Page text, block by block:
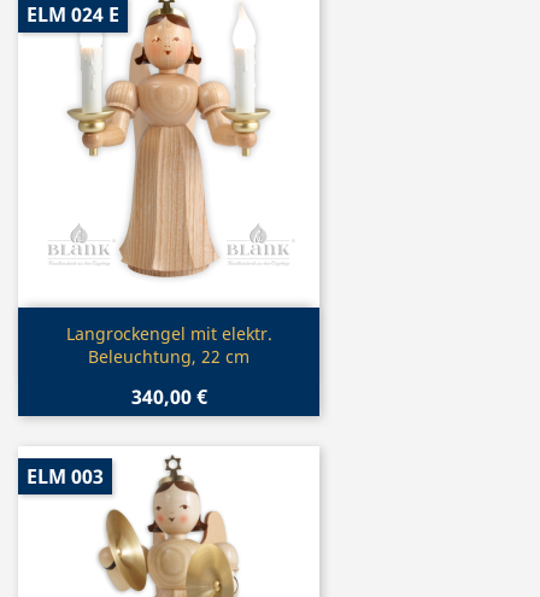
Vorschau
Langrockengel mit elektr.
Beleuchtung, 22 cm
340,00 €
ELM 024 E
ELM 003